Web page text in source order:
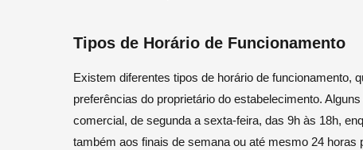
Tipos de Horário de Funcionamento
Existem diferentes tipos de horário de funcionamento,
preferências do proprietário do estabelecimento.
comercial, de segunda a sexta-feira, das 9h às 18h,
também aos finais de semana ou até mesmo 24